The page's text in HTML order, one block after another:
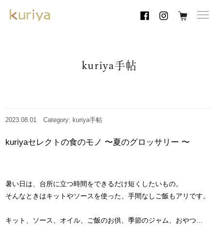
kuriya手帖
2023.08.01 Category: kuriya手帖
kuriyaセレクトの食のモノ 〜夏のグロッサリー 〜
暑い日は、台所に立つ時間をできるだけ短くしたいもの。
そんなときはキットやソースを使った、手間なしご飯もアリです。
キット、ソース、オイル、ご飯のお供、季節のジャム、おやつ…